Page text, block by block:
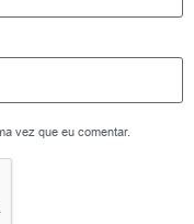
vez que eu comentar.